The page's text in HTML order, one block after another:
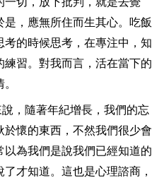
，應無所住而生其心。吃飯
的時候思考，在專注中，知
習。對我而言，活在當下的
，隨著年紀增長，我們的忘
懷的東西，不然我們很少會
為我們是說我們已經知道的
才知道。這也是心理諮商，